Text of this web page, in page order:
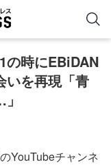
の時にEBiDAN
いを再現「青
YouTubeチャンネ